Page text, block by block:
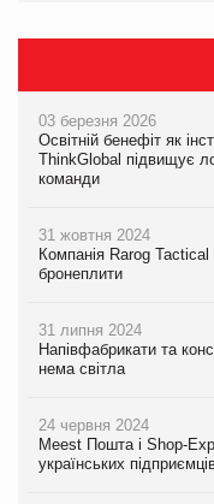
03 березня 2026
Освітній бенефіт як
ThinkGlobal підвищує
команди
31 жовтня 2024
Компанія Rarog Tactical
бронеплити
31 липня 2024
Напівфабрикати та
нема світла
24 червня 2024
Meest Пошта і Shop-
українських